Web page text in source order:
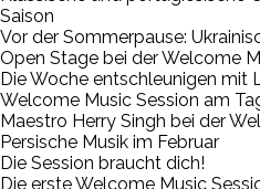
Saison
Vor der Sommerpause:
Open Stage bei der Welcome
Die Woche entschleunigen mit
Welcome Music Session am
Maestro Herry Singh bei der
Persische Musik im Februar
Die Session braucht dich!
Die erste Welcome Music